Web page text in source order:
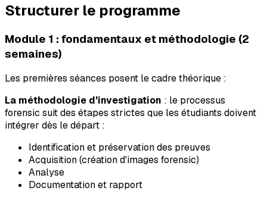
Structurer le programme
Module 1 : fondamentaux et méthodologie (2
semaines)
Les premières séances posent le cadre théorique :
La méthodologie d'investigation : le processus
forensic suit des étapes strictes que les étudiants doivent
intégrer dès le départ :
Identification et préservation des preuves
Acquisition (création d'images forensic)
Analyse
Documentation et rapport